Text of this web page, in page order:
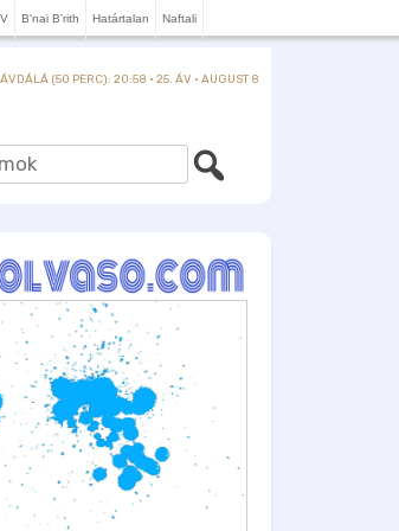
B'nai B'rith Határtalan Naftali
(50 PERC): 20:58 · 25. ÁV · AUGUST 8